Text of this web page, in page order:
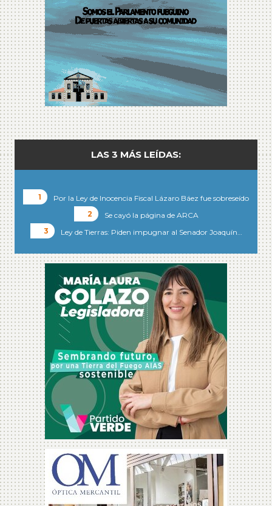
LAS 3 MÁS LEÍDAS:
Por la Ley de Inocencia Fiscal Lázaro Báez fue sobreseído
Se cayó la página de ARCA
Ley de Tierras: Piden impugnar al Senador Joaquín…